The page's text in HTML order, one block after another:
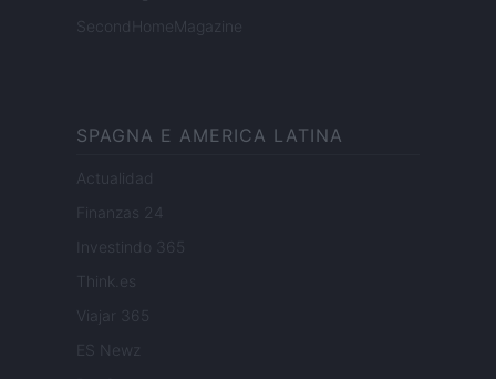
SecondHomeMagazine
SPAGNA E AMERICA LATINA
Actualidad
Finanzas 24
Investindo 365
Think.es
Viajar 365
ES Newz